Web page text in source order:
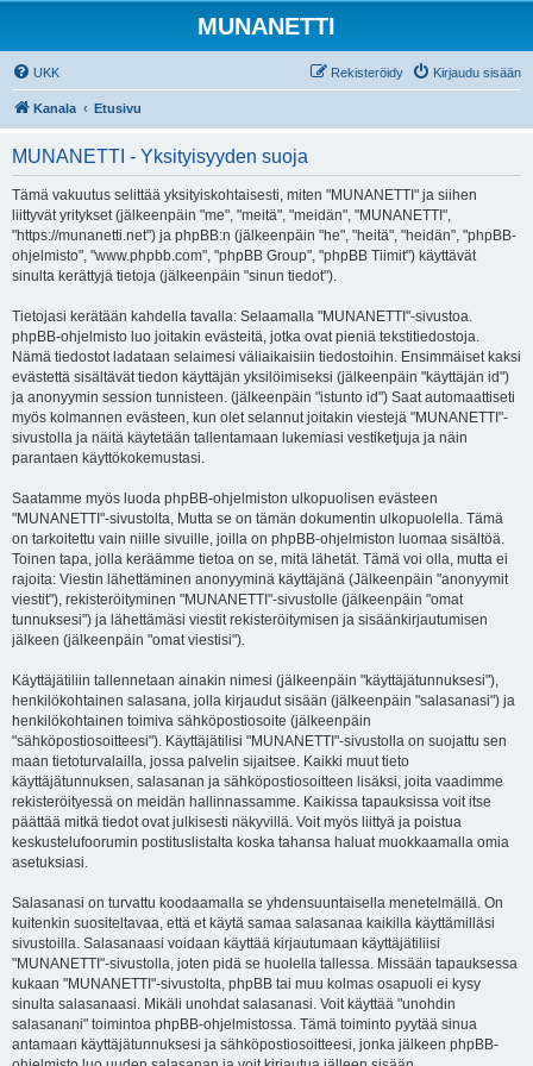
MUNANETTI
UKK Kirjaudu sisään
Rekisteröidy
Kanala Etusivu
MUNANETTI - Yksityisyyden suoja
Tämä vakuutus selittää yksityiskohtaisesti, miten "MUNANETTI" ja siihen
liittyvät yritykset (jälkeenpäin "me", "meitä", "meidän", "MUNANETTI",
"https://munanetti.net") ja phpBB:n (jälkeenpäin "he", "heitä", "heidän", "phpBB-
ohjelmisto", "www.phpbb.com", "phpBB Group", "phpBB Tiimit") käyttävät
sinulta kerättyjä tietoja (jälkeenpäin "sinun tiedot").
Tietojasi kerätään kahdella tavalla: Selaamalla "MUNANETTI"-sivustoa.
phpBB-ohjelmisto luo joitakin evästeitä, jotka ovat pieniä tekstitiedostoja.
Nämä tiedostot ladataan selaimesi väliaikaisiin tiedostoihin. Ensimmäiset kaksi
evästettä sisältävät tiedon käyttäjän yksilöimiseksi (jälkeenpäin "käyttäjän id")
ja anonyymin session tunnisteen. (jälkeenpäin "istunto id") Saat automaattiseti
myös kolmannen evästeen, kun olet selannut joitakin viestejä "MUNANETTI"-
sivustolla ja näitä käytetään tallentamaan lukemiasi vestiketjuja ja näin
parantaen käyttökokemustasi.
Saatamme myös luoda phpBB-ohjelmiston ulkopuolisen evästeen
"MUNANETTI"-sivustolta, Mutta se on tämän dokumentin ulkopuolella. Tämä
on tarkoitettu vain niille sivuille, joilla on phpBB-ohjelmiston luomaa sisältöä.
Toinen tapa, jolla keräämme tietoa on se, mitä lähetät. Tämä voi olla, mutta ei
rajoita: Viestin lähettäminen anonyyminä käyttäjänä (Jälkeenpäin "anonyymit
viestit"), rekisteröityminen "MUNANETTI"-sivustolle (jälkeenpäin "omat
tunnuksesi") ja lähettämäsi viestit rekisteröitymisen ja sisäänkirjautumisen
jälkeen (jälkeenpäin "omat viestisi").
Käyttäjätiliin tallennetaan ainakin nimesi (jälkeenpäin "käyttäjätunnuksesi"),
henkilökohtainen salasana, jolla kirjaudut sisään (jälkeenpäin "salasanasi") ja
henkilökohtainen toimiva sähköpostiosoite (jälkeenpäin
"sähköpostiosoitteesi"). Käyttäjätilisi "MUNANETTI"-sivustolla on suojattu sen
maan tietoturvalailla, jossa palvelin sijaitsee. Kaikki muut tieto
käyttäjätunnuksen, salasanan ja sähköpostiosoitteen lisäksi, joita vaadimme
rekisteröityessä on meidän hallinnassamme. Kaikissa tapauksissa voit itse
päättää mitkä tiedot ovat julkisesti näkyvillä. Voit myös liittyä ja poistua
keskustelufoorumin postituslistalta koska tahansa haluat muokkaamalla omia
asetuksiasi.
Salasanasi on turvattu koodaamalla se yhdensuuntaisella menetelmällä. On
kuitenkin suositeltavaa, että et käytä samaa salasanaa kaikilla käyttämilläsi
sivustoilla. Salasanaasi voidaan käyttää kirjautumaan käyttäjätiliisi
"MUNANETTI"-sivustolla, joten pidä se huolella tallessa. Missään tapauksessa
kukaan "MUNANETTI"-sivustolta, phpBB tai muu kolmas osapuoli ei kysy
sinulta salasanaasi. Mikäli unohdat salasanasi. Voit käyttää "unohdin
salasanani" toimintoa phpBB-ohjelmistossa. Tämä toiminto pyytää sinua
antamaan käyttäjätunnuksesi ja sähköpostiosoitteesi, jonka jälkeen phpBB-